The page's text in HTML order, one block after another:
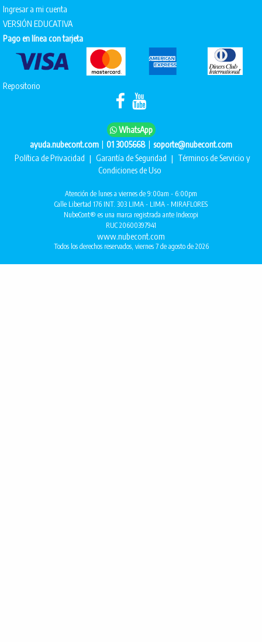
Ingresar a mi cuenta
VERSIÓN EDUCATIVA
Pago en línea con tarjeta
Repositorio
WhatsApp
ayuda.nubecont.com | 01 3005668 | soporte@nubecont.com
Política de Privacidad | Garantía de Seguridad | Términos de Servicio y
Condiciones de Uso
Atención de lunes a viernes de 9:00am - 6:00pm
Calle Libertad 176 INT. 303 LIMA - LIMA - MIRAFLORES
NubeCont® es una marca registrada ante Indecopi
RUC 20600397941
www.nubecont.com
Todos los derechos reservados, viernes 7 de agosto de 2026